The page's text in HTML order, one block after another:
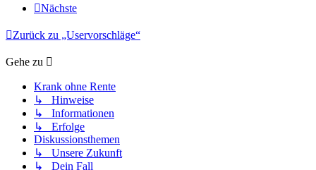
Nächste
Zurück zu „Uservorschläge“
Gehe zu
Krank ohne Rente
↳ Hinweise
↳ Informationen
↳ Erfolge
Diskussionsthemen
↳ Unsere Zukunft
↳ Dein Fall